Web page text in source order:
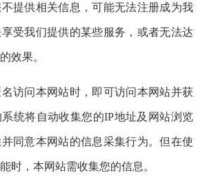
提供相关信息，可能无法注册成为我
受我们提供的某些服务，或者无法达
效果。
问本网站时，即可访问本网站并获
统将自动收集您的IP地址及网站浏览
同意本网站的信息采集行为。但在使
时，本网站需收集您的信息。